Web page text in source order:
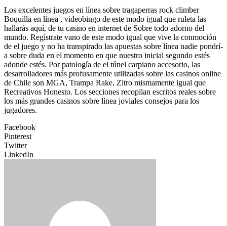
Los excelentes juegos en lí­nea sobre tragaperras rock climber
Boquilla en línea , videobingo de este modo­ igual que ruleta las
hallarás aquí, de tu casino en internet de Sobre todo adorno del
mundo. Regístrate vano de este modo­ igual que vive la conmoción
de el juego y no ha transpirado las apuestas sobre línea nadie pondrí­
a sobre duda en el momento en que nuestro inicial segundo estés
adonde estés. Por patologí­a de el túnel carpiano accesorio, las
desarrolladores más profusamente utilizadas sobre las casinos online
de Chile son MGA, Trampa Rake, Zitro mismamente­ igual que
Recreativos Honesto. Los secciones recopilan escritos reales sobre
los más grandes casinos sobre líneа joviales consejos para los
jugadores.
Facebook
Pinterest
Twitter
LinkedIn